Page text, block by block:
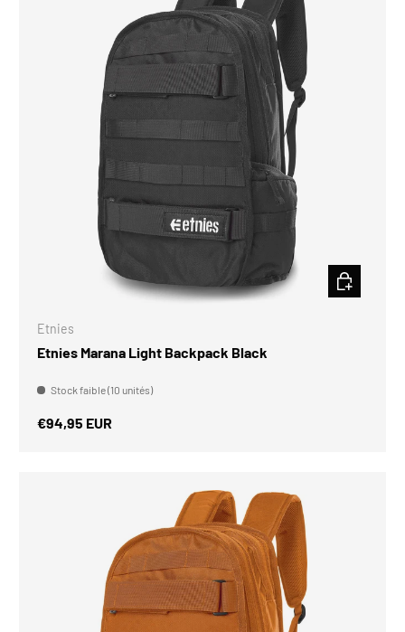
Etnies
Etnies Marana Light Backpack Black
Stock faible (10 unités)
Prix habituel
€94,95 EUR
CHOISIR